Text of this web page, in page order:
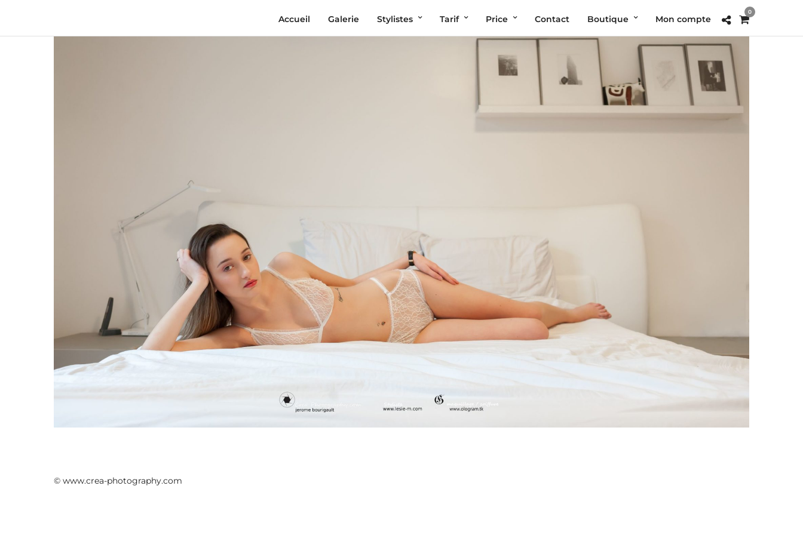
Accueil Galerie Stylistes Tarif Price Contact Boutique Mon compte
0
© www.crea-photography.com